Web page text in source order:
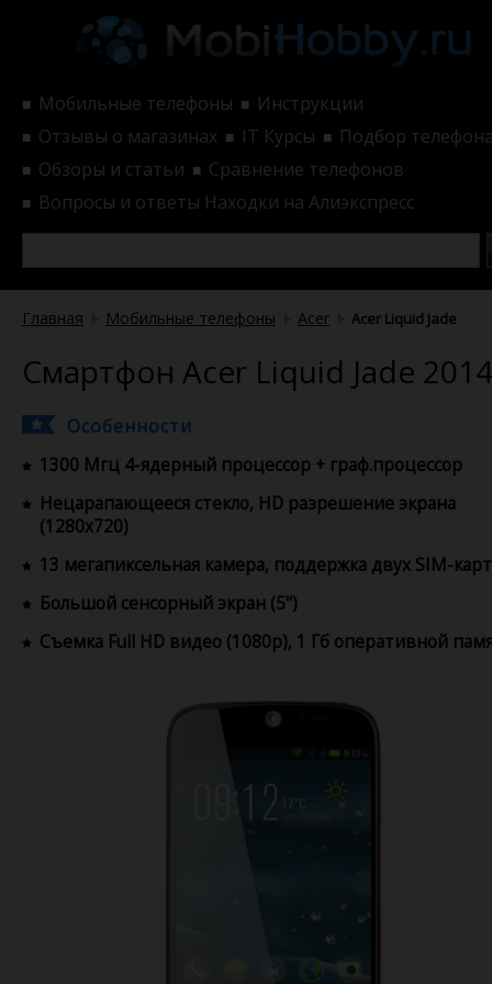
■ Мобильные телефоны ■ Инструкции
■ Отзывы о магазинах ■ IT Курсы ■ Подбор
■ Обзоры и статьи ■ Сравнение телефонов
■ Вопросы и ответы Находки на Алиэкспресс
Главная Мобильные телефоны Acer Acer Liquid Jade
Смартфон Acer Liquid Jade 2014
Особенности
1300 Мгц 4-ядерный процессор + граф.процессор
Нецарапающееся стекло, HD разрешение экрана
(1280x720)
13 мегапиксельная камера, поддержка двух SIM-карт
Большой сенсорный экран (5")
Съемка Full HD видео (1080p), 1 Гб оперативной